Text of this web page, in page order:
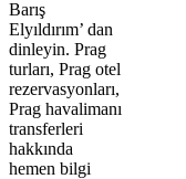
Barış
Elyıldırım’ dan
dinleyin. Prag
turları, Prag otel
rezervasyonları,
Prag havalimanı
transferleri
hakkında
hemen bilgi